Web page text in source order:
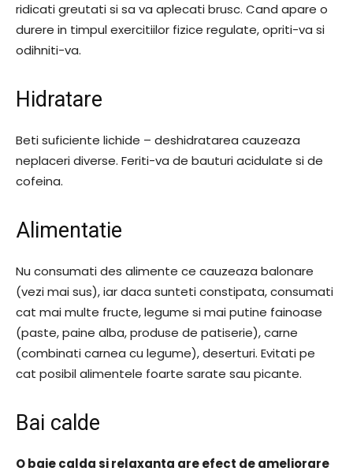
ridicati greutati si sa va aplecati brusc. Cand apare o
durere in timpul exercitiilor fizice regulate, opriti-va si
odihniti-va.
Hidratare
Beti suficiente lichide – deshidratarea cauzeaza
neplaceri diverse. Feriti-va de bauturi acidulate si de
cofeina.
Alimentatie
Nu consumati des alimente ce cauzeaza balonare
(vezi mai sus), iar daca sunteti constipata, consumati
cat mai multe fructe, legume si mai putine fainoase
(paste, paine alba, produse de patiserie), carne
(combinati carnea cu legume), deserturi. Evitati pe
cat posibil alimentele foarte sarate sau picante.
Bai calde
O baie calda si relaxanta are efect de ameliorare